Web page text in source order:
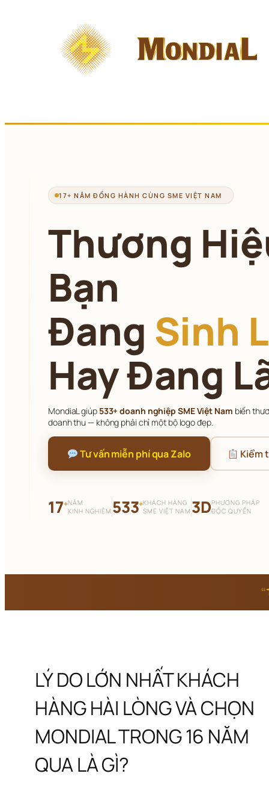
17+ NĂM ĐỒNG HÀNH CÙNG SME VIỆT NAM
Thương
Bạn
Đang Sinh
Hay Đang
MondiaL giúp 533+ doanh nghiệp SME Việt Nam biến
doanh thu — không phải chỉ một bộ logo đẹp.
Tư vấn miễn phí qua Zalo Kiểm
17+NĂM
KINH NGHIỆM 533+KHÁCH HÀNG
SME VIỆT NAM 3DPHƯƠNG PHÁP
ĐỘC QUYỀN
“
LÝ DO LỚN NHẤT KHÁCH
HÀNG HÀI LÒNG VÀ CHỌN
MONDIAL TRONG 16 NĂM
QUA LÀ GÌ?